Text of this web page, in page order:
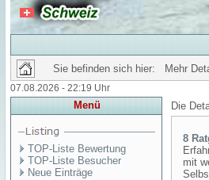
Sie befinden sich hier: Mehr
07.08.2026 - 22:19 Uhr
Menü
TOP-Liste Bewertung
TOP-Liste Besucher
Neue Einträge
Die
8
mit